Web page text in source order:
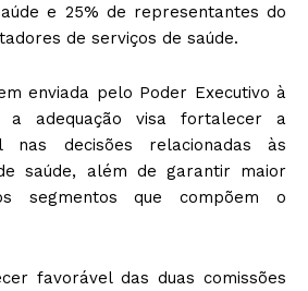
e 25% de representantes do
de serviços de saúde.
enviada pelo Poder Executivo à
a adequação visa fortalecer a
nas decisões relacionadas às
saúde, além de garantir maior
segmentos que compõem o
favorável das duas comissões